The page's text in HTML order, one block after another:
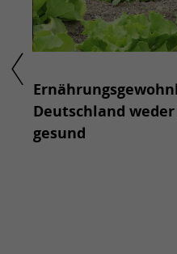
Deutschland
gesund